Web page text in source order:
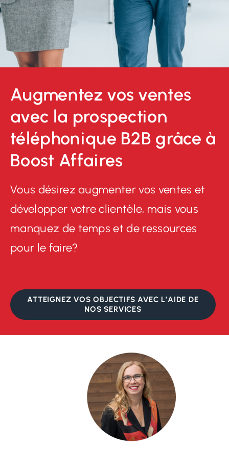
Augmentez vos ventes
avec la prospection
téléphonique B2B grâce à
Boost Affaires
Vous désirez augmenter vos ventes et
développer votre clientèle, mais vous
manquez de temps et de ressources
pour le faire?
ATTEIGNEZ VOS OBJECTIFS AVEC L’AIDE DE
NOS SERVICES